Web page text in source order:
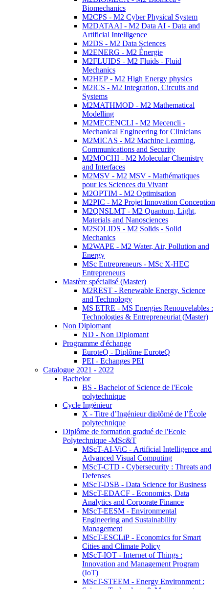
Biomechanics
M2CPS - M2 Cyber Physical System
M2DATAAI - M2 Data AI - Data and
Artificial Intelligence
M2DS - M2 Data Sciences
M2ENERG - M2 Énergie
M2FLUIDS - M2 Fluids - Fluid
Mechanics
M2HEP - M2 High Energy physics
M2ICS - M2 Integration, Circuits and
Systems
M2MATHMOD - M2 Mathematical
Modelling
M2MECENCLI - M2 Mecencli -
Mechanical Engineering for Clinicians
M2MICAS - M2 Machine Learning,
Communications and Security
M2MOCHI - M2 Molecular Chemistry
and Interfaces
M2MSV - M2 MSV - Mathématiques
pour les Sciences du Vivant
M2OPTIM - M2 Optimisation
M2PIC - M2 Projet Innovation Conception
M2QNSLMT - M2 Quantum, Light,
Materials and Nanosciences
M2SOLIDS - M2 Solids - Solid
Mechanics
M2WAPE - M2 Water, Air, Pollution and
Energy
MSc Entrepreneurs - MSc X-HEC
Entrepreneurs
Mastère spécialisé (Master)
M2REST - Renewable Energy, Science
and Technology
MS ETRE - MS Energies Renouvelables :
Technologies & Entrepreneuriat (Master)
Non Diplomant
ND - Non Diplomant
Programme d'échange
EuroteQ - Diplôme EuroteQ
PEI - Echanges PEI
Catalogue 2021 - 2022
Bachelor
BS - Bachelor of Science de l'Ecole
polytechnique
Cycle Ingénieur
X - Titre d’Ingénieur diplômé de l’École
polytechnique
Diplôme de formation gradué de l'Ecole
Polytechnique -MSc&T
MScT-AI-ViC - Artificial Intelligence and
Advanced Visual Computing
MScT-CTD - Cybersecurity : Threats and
Defenses
MScT-DSB - Data Science for Business
MScT-EDACF - Economics, Data
Analytics and Corporate Finance
MScT-EESM - Environmental
Engineering and Sustainability
Management
MScT-ESCLiP - Economics for Smart
Cities and Climate Policy
MScT-IOT - Internet of Things :
Innovation and Management Program
(IoT)
MScT-STEEM - Energy Environment :